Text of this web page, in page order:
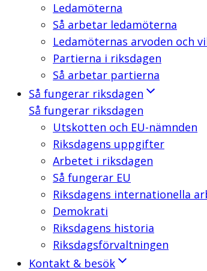
Ledamöterna
Så arbetar ledamöterna
Ledamöternas arvoden och
Partierna i riksdagen
Så arbetar partierna
Så fungerar riksdagen
Så fungerar riksdagen
Utskotten och EU-nämnden
Riksdagens uppgifter
Arbetet i riksdagen
Så fungerar EU
Riksdagens internationella
Demokrati
Riksdagens historia
Riksdagsförvaltningen
Kontakt & besök